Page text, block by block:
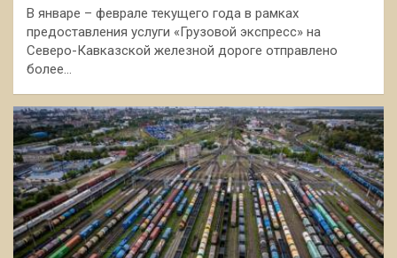
В январе – феврале текущего года в рамках
предоставления услуги «Грузовой экспресс» на
Северо-Кавказской железной дороге отправлено
более…